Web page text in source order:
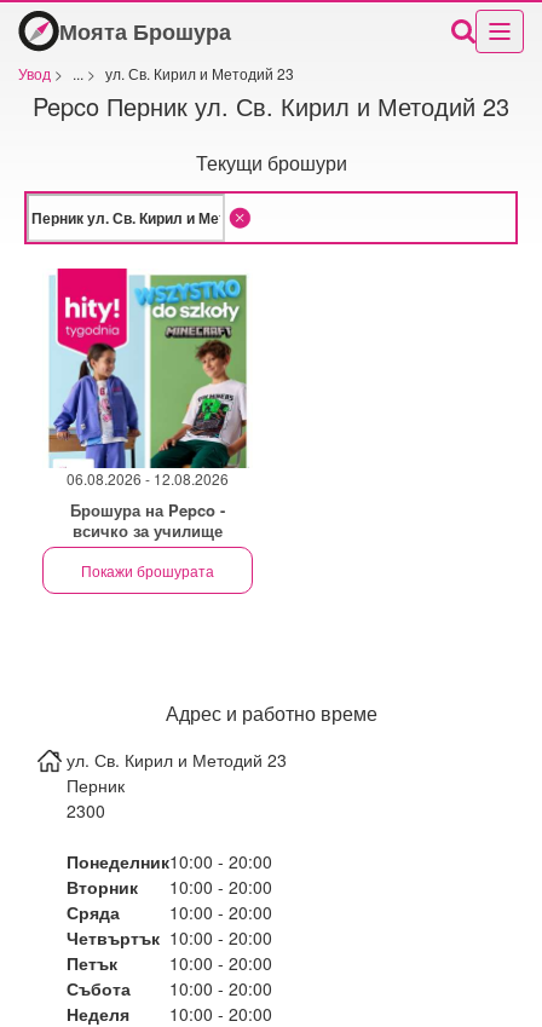
Моята Брошура
Увод > ... > ул. Св. Кирил и Методий 23
Pepco Перник ул. Св. Кирил и Методий 23
Текущи брошури
06.08.2026 - 12.08.2026
Брошура на Pepco -
всичко за училище
Покажи брошурата
Адрес и работно време
ул. Св. Кирил и Методий 23
Перник
2300
Понеделник10:00 - 20:00
Вторник
10:00 - 20:00
Сряда
10:00 - 20:00
Четвъртък 10:00 - 20:00
Петък
10:00 - 20:00
Събота
10:00 - 20:00
Неделя
10:00 - 20:00